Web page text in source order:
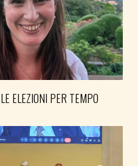
ELEZIONI PER TEMPO